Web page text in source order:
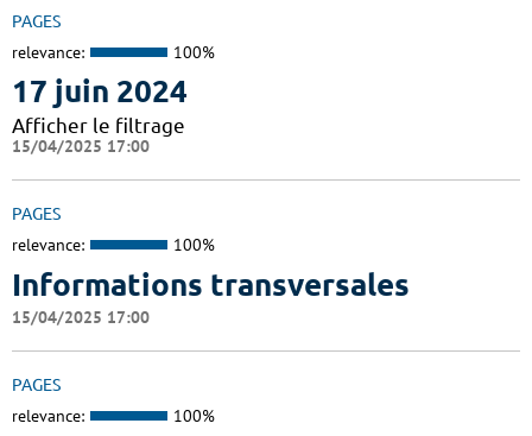
PAGES
relevance: 100%
17 juin 2024
Afficher le filtrage
15/04/2025 17:00
PAGES
relevance: 100%
Informations transversales
15/04/2025 17:00
PAGES
relevance: 100%